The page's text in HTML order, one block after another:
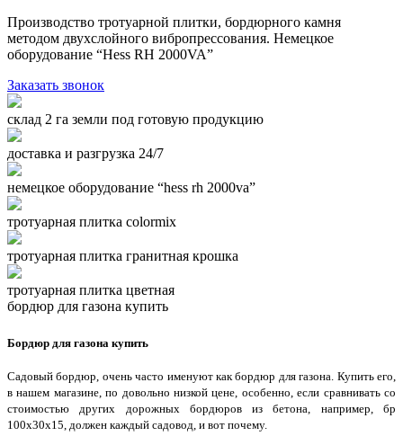
Производство тротуарной плитки, бордюрного камня
методом двухслойного вибропресcования. Немецкое
оборудование “Hess RH 2000VA”
Заказать звонок
склад 2 га земли под готовую продукцию
доставка и разгрузка 24/7
немецкое оборудование “hess rh 2000va”
тротуарная плитка colormix
тротуарная плитка гранитная крошка
тротуарная плитка цветная
бордюр для газона купить
Бордюр для газона купить
Садовый бордюр, очень часто именуют как бордюр для газона. Купить его,
в нашем магазине, по довольно низкой цене, особенно, если сравнивать со
стоимостью других дорожных бордюров из бетона, например, бр
100х30х15, должен каждый садовод, и вот почему.